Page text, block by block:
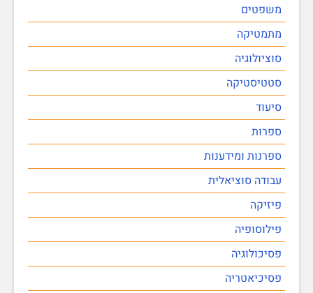
משפטים
מתמטיקה
סוציולוגיה
סטטיסטיקה
סיעוד
ספרות
ספרנות ומידענות
עבודה סוציאלית
פיזיקה
פילוסופיה
פסיכולוגיה
פסיכיאטריה